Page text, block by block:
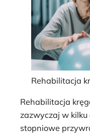
Rehabilitacja
Rehabilitacja
zazwyczaj w
stopniowe